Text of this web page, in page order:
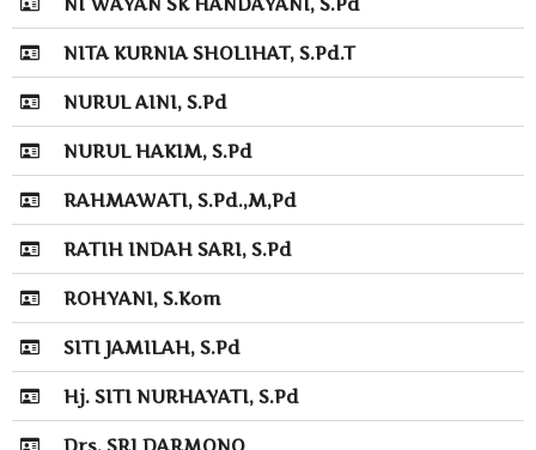
NITA KURNIA SHOLIHAT, S.Pd.T
NURUL AINI, S.Pd
NURUL HAKIM, S.Pd
RAHMAWATI, S.Pd.,M,Pd
RATIH INDAH SARI, S.Pd
ROHYANI, S.Kom
SITI JAMILAH, S.Pd
Hj. SITI NURHAYATI, S.Pd